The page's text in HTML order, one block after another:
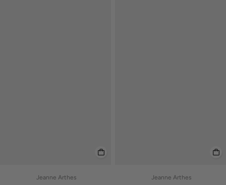
Jeanne Arthes Jeanne Arthes